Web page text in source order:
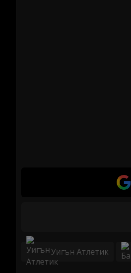
Уигън Атлетик